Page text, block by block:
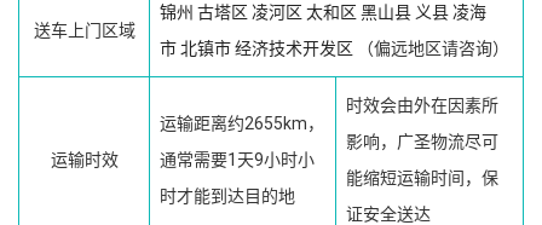
送车上门区域
锦州 古塔区 凌河区 太和区 黑山县 义县 凌海
市北镇市经济技术开发区 （偏远地区请咨询）
运输时效
运输距离约2655km，
通常需要1天9小时小
时才能到达目的地
时效会由外在因素所
影响，广圣物流尽可
能缩短运输时间，保
证安全送达